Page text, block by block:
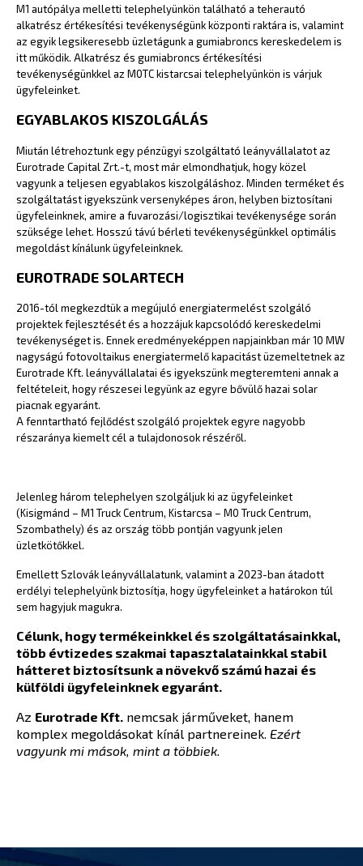
M1 autópálya melletti telephelyünkön található a teherautó
alkatrész értékesítési tevékenységünk központi raktára is, valamint
az egyik legsikeresebb üzletágunk a gumiabroncs kereskedelem is
itt működik. Alkatrész és gumiabroncs értékesítési
tevékenységünkkel az M0TC kistarcsai telephelyünkön is várjuk
ügyfeleinket.
EGYABLAKOS KISZOLGÁLÁS
Miután létrehoztunk egy pénzügyi szolgáltató leányvállalatot az
Eurotrade Capital Zrt.-t, most már elmondhatjuk, hogy közel
vagyunk a teljesen egyablakos kiszolgáláshoz. Minden terméket és
szolgáltatást igyekszünk versenyképes áron, helyben biztosítani
ügyfeleinknek, amire a fuvarozási/logisztikai tevékenysége során
szüksége lehet. Hosszú távú bérleti tevékenységünkkel optimális
megoldást kínálunk ügyfeleinknek.
EUROTRADE SOLARTECH
2016-tól megkezdtük a megújuló energiatermelést szolgáló
projektek fejlesztését és a hozzájuk kapcsolódó kereskedelmi
tevékenységet is. Ennek eredményeképpen napjainkban már 10 MW
nagyságú fotovoltaikus energiatermelő kapacitást üzemeltetnek az
Eurotrade Kft. leányvállalatai és igyekszünk megteremteni annak a
feltételeit, hogy részesei legyünk az egyre bővülő hazai solar
piacnak egyaránt.
A fenntartható fejlődést szolgáló projektek egyre nagyobb
részaránya kiemelt cél a tulajdonosok részéről.
Jelenleg három telephelyen szolgáljuk ki az ügyfeleinket
(Kisigmánd – M1 Truck Centrum, Kistarcsa – M0 Truck Centrum,
Szombathely) és az ország több pontján vagyunk jelen
üzletkötőkkel.
Emellett Szlovák leányvállalatunk, valamint a 2023-ban átadott
erdélyi telephelyünk biztosítja, hogy ügyfeleinket a határokon túl
sem hagyjuk magukra.
Célunk, hogy termékeinkkel és szolgáltatásainkkal,
több évtizedes szakmai tapasztalatainkkal stabil
hátteret biztosítsunk a növekvő számú hazai és
külföldi ügyfeleinknek egyaránt.
Az Eurotrade Kft. nemcsak járműveket, hanem
komplex megoldásokat kínál partnereinek. Ezért
vagyunk mi mások, mint a többiek.